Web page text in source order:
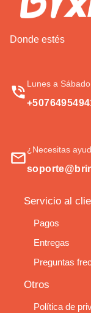
Donde estés
Lunes a
¿Necesitas
Servicio al
Pagos
Entregas
Preguntas
Otros
Política de